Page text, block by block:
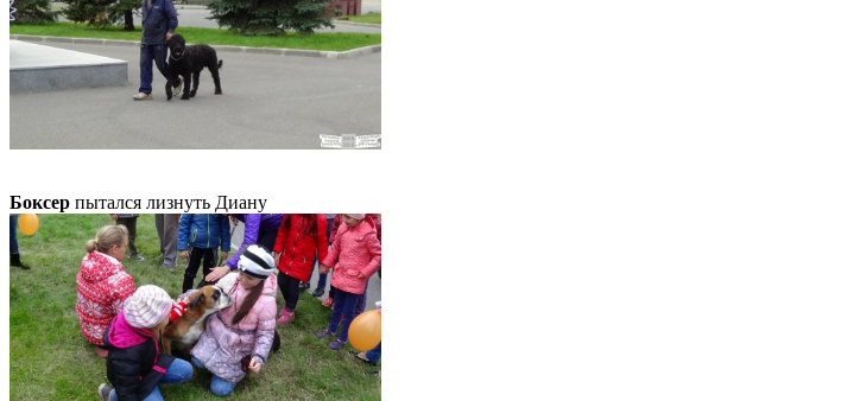
Боксер пытался лизнуть Диану